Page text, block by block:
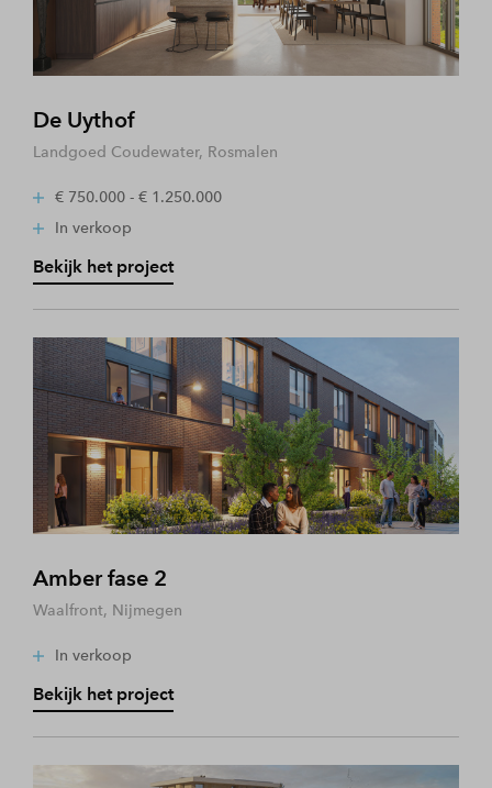
De Uythof
Landgoed Coudewater, Rosmalen
€ 750.000 - € 1.250.000
In verkoop
Bekijk het project
Amber fase 2
Waalfront, Nijmegen
In verkoop
Bekijk het project